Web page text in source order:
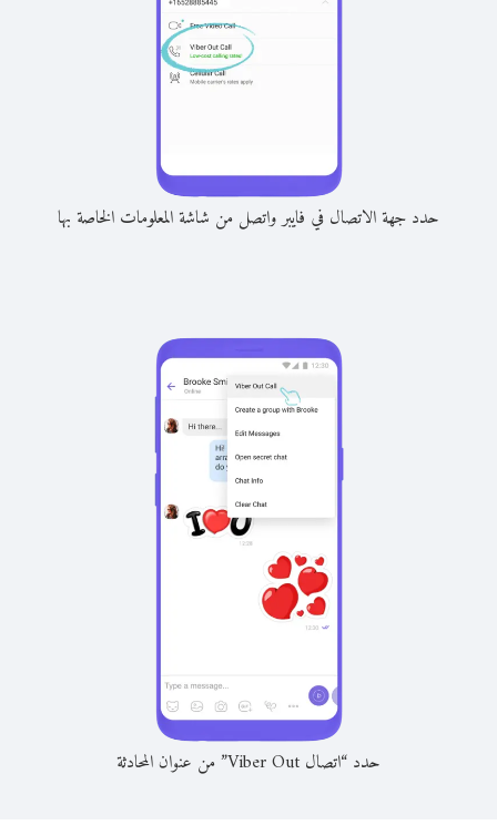
حدد جهة الاتصال في فايبر واتصل من شاشة المعلومات الخاصة بها
حدد “اتصال Viber Out” من عنوان المحادثة